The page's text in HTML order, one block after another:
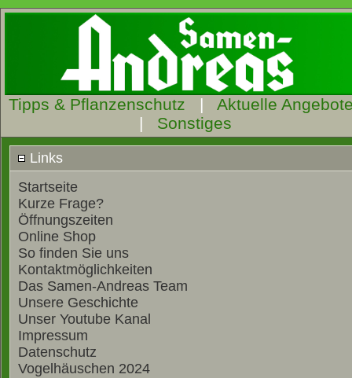
Tipps & Pflanzenschutz | Aktuelle
| Sonstiges
Links
Startseite
Kurze Frage?
Öffnungszeiten
Online Shop
So finden Sie uns
Kontaktmöglichkeiten
Das Samen-Andreas Team
Unsere Geschichte
Unser Youtube Kanal
Impressum
Datenschutz
Vogelhäuschen 2024